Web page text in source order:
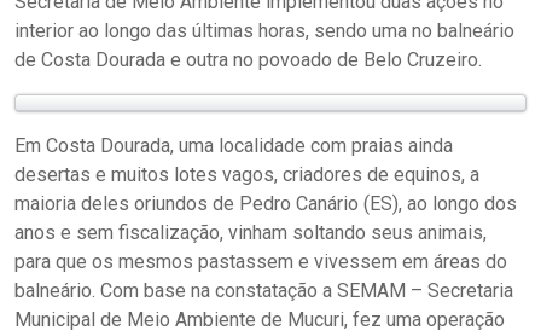
interior ao longo das últimas horas, sendo uma no balneário
de Costa Dourada e outra no povoado de Belo Cruzeiro.
Em Costa Dourada, uma localidade com praias ainda
desertas e muitos lotes vagos, criadores de equinos, a
maioria deles oriundos de Pedro Canário (ES), ao longo dos
anos e sem fiscalização, vinham soltando seus animais,
para que os mesmos pastassem e vivessem em áreas do
balneário. Com base na constatação a SEMAM – Secretaria
Municipal de Meio Ambiente de Mucuri, fez uma operação